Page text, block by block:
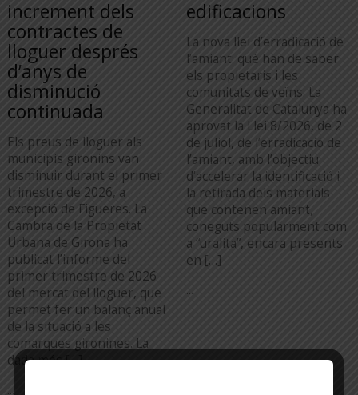
increment dels
contractes de
lloguer després
d’anys de
disminució
continuada
Els preus de lloguer als
municipis gironins van
disminuir durant el primer
trimestre de 2026, a
excepció de Figueres. La
Cambra de la Propietat
Urbana de Girona ha
publicat l’informe del
primer trimestre de 2026
del mercat del lloguer, que
permet fer un balanç anual
de la situació a les
comarques gironines. La
dada més […]
...
edificacions
La nova llei d’erradicació de
l’amiant: què han de saber
els propietaris i les
comunitats de veïns. La
Generalitat de Catalunya ha
aprovat la Llei 8/2026, de 2
de juliol, de l’erradicació de
l’amiant, amb l’objectiu
d’accelerar la identificació i
la retirada dels materials
que contenen amiant,
coneguts popularment com
a “uralita”, encara presents
en […]
...